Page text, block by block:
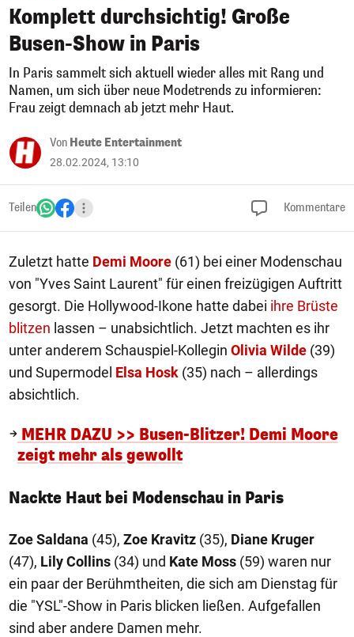
Komplett durchsichtig! Große
Busen-Show in Paris
In Paris sammelt sich aktuell wieder alles mit Rang und
Namen, um sich über neue Modetrends zu informieren:
Frau zeigt demnach ab jetzt mehr Haut.
Von Heute Entertainment
28.02.2024, 13:10
Teilen Kommentare
Zuletzt hatte Demi Moore (61) bei einer Modenschau
von "Yves Saint Laurent" für einen freizügigen Auftritt
gesorgt. Die Hollywood-Ikone hatte dabei ihre Brüste
blitzen lassen – unabsichtlich. Jetzt machten es ihr
unter anderem Schauspiel-Kollegin Olivia Wilde (39)
und Supermodel Elsa Hosk (35) nach – allerdings
absichtlich.
MEHR DAZU >> Busen-Blitzer! Demi Moore
zeigt mehr als gewollt
Nackte Haut bei Modenschau in Paris
Zoe Saldana (45), Zoe Kravitz (35), Diane Kruger
(47), Lily Collins (34) und Kate Moss (59) waren nur
ein paar der Berühmtheiten, die sich am Dienstag für
die "YSL"-Show in Paris blicken ließen. Aufgefallen
sind aber andere Damen mehr.